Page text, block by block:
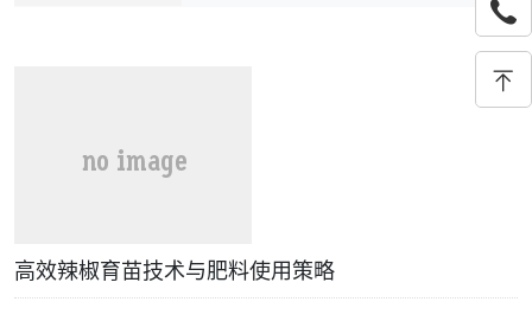
高效辣椒育苗技术与肥料使用策略